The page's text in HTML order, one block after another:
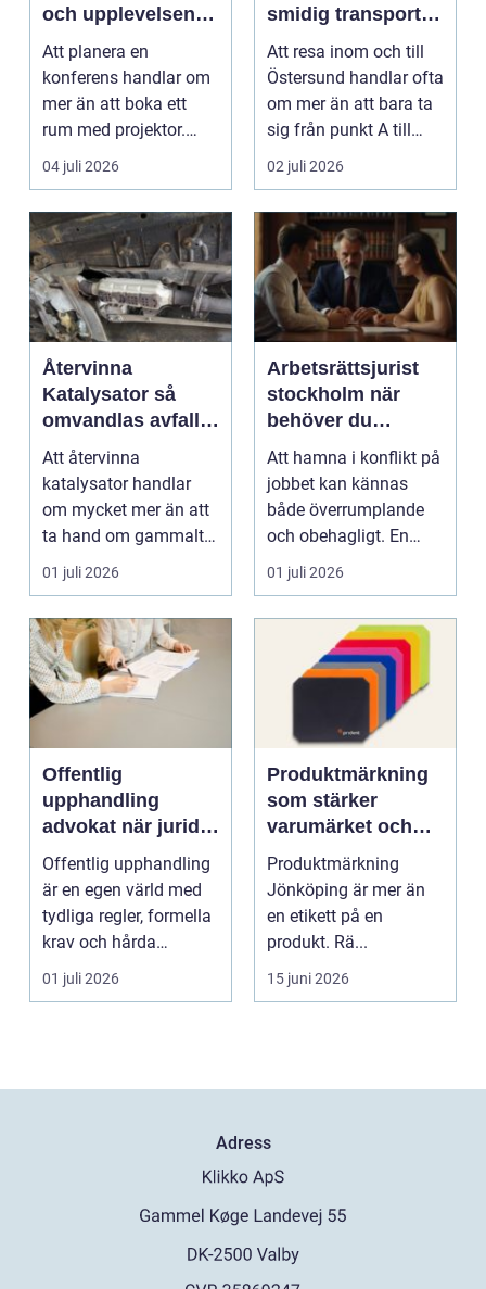
och upplevelsen
gör skillnad
Att planera en
konferens handlar om
mer än att boka ett
rum med projektor.
Företag letar efter
04 juli 2026
smidig transport
året runt
Att resa inom och till
Östersund handlar ofta
om mer än att bara ta
sig från punkt A till
punkt B. M...
02 juli 2026
Återvinna
Katalysator så
omvandlas avfall
till värdefulla
resurser
Att återvinna
katalysator handlar
om mycket mer än att
ta hand om gammalt
skrot. I varje
01 juli 2026
Arbetsrättsjurist
stockholm när
behöver du
professionell hjälp
i arbetslivet?
Att hamna i konflikt på
jobbet kan kännas
både överrumplande
och obehagligt. En
anställning påverkar...
01 juli 2026
Offentlig
upphandling
advokat när juridik
möter affär
Offentlig upphandling
är en egen värld med
tydliga regler, formella
krav och hårda
tidsfrister. För ...
01 juli 2026
Produktmärkning
som stärker
varumärket och
underlättar
vardagen
Produktmärkning
Jönköping är mer än
en etikett på en
produkt. Rä...
15 juni 2026
Adress